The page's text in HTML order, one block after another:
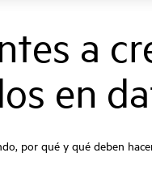
a
en
por qué y qué deben